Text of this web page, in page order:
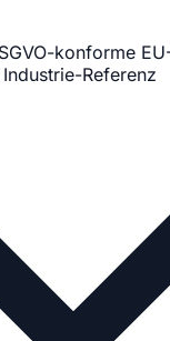
konforme
Referenz